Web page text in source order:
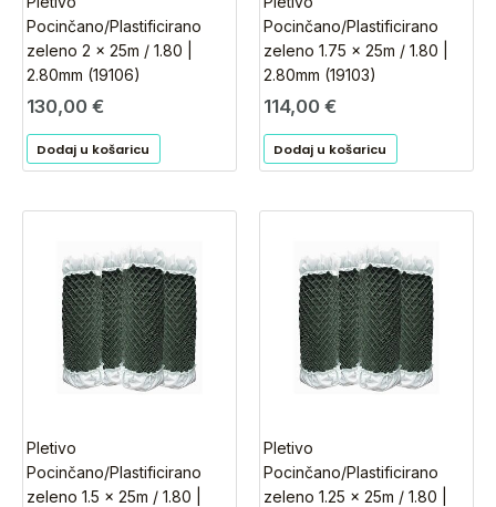
Pocinčano/Plastificirano
zeleno 2 x 25m / 1.80 |
2.80mm (19106)
130,00 €
Dodaj u košaricu
Pocinčano/Plastificirano
zeleno 1.75 x 25m / 1.80 |
2.80mm (19103)
114,00 €
Dodaj u košaricu
Pletivo
Pocinčano/Plastificirano
zeleno 1.5 x 25m / 1.80 |
Pletivo
Pocinčano/Plastificirano
zeleno 1.25 x 25m / 1.80 |